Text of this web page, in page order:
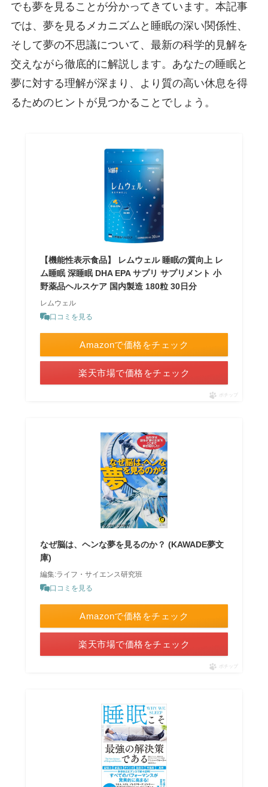
でも夢を見ることが分かってきています。本記事
では、夢を見るメカニズムと睡眠の深い関係性、
そして夢の不思議について、最新の科学的見解を
交えながら徹底的に解説します。あなたの睡眠と
夢に対する理解が深まり、より質の高い休息を得
るためのヒントが見つかることでしょう。
【機能性表示食品】 レムウェル 睡眠の質向上 レ
ム睡眠 深睡眠 DHA EPA サプリ サプリメント 小
野薬品ヘルスケア 国内製造 180粒 30日分
レムウェル
口コミを見る
Amazonで価格をチェック
楽天市場で価格をチェック
ポチップ
なぜ脳は、ヘンな夢を見るのか？ (KAWADE夢文
庫)
編集:ライフ・サイエンス研究班
口コミを見る
Amazonで価格をチェック
楽天市場で価格をチェック
ポチップ